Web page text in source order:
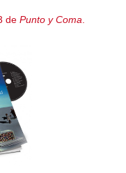
de Punto y Coma